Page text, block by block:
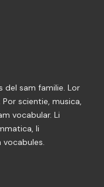
del sam familie. Lor
scientie, musica,
vocabular. Li
li